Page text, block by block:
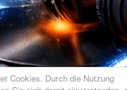
Cookies. Durch die Nutzung